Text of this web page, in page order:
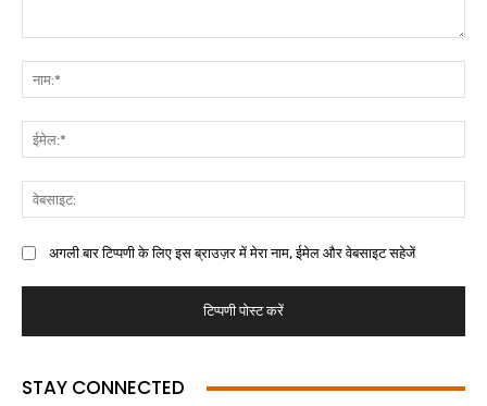
अगली बार टिप्पणी के लिए इस ब्राउज़र में मेरा नाम, ईमेल और वेबसाइट सहेजें
STAY CONNECTED